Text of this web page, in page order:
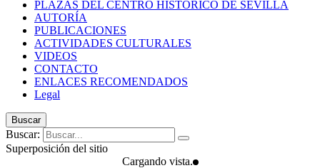
PLAZAS DEL CENTRO HISTÓRICO DE SEVILLA
AUTORÍA
PUBLICACIONES
ACTIVIDADES CULTURALES
VIDEOS
CONTACTO
ENLACES RECOMENDADOS
Legal
Buscar
Buscar:
Superposición del sitio
Cargando vista.